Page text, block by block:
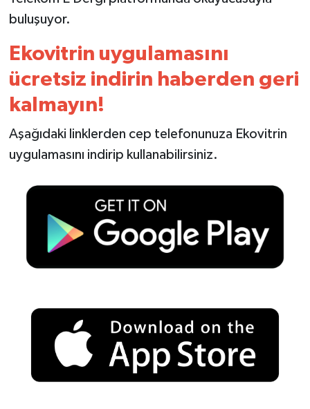
buluşuyor.
Ekovitrin uygulamasını
ücretsiz indirin haberden geri
kalmayın!
Aşağıdaki linklerden cep telefonunuza Ekovitrin
uygulamasını indirip kullanabilirsiniz.